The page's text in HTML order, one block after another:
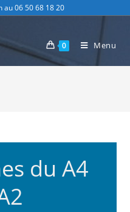
au 06 50 68 18 20
0 Menu
du A4